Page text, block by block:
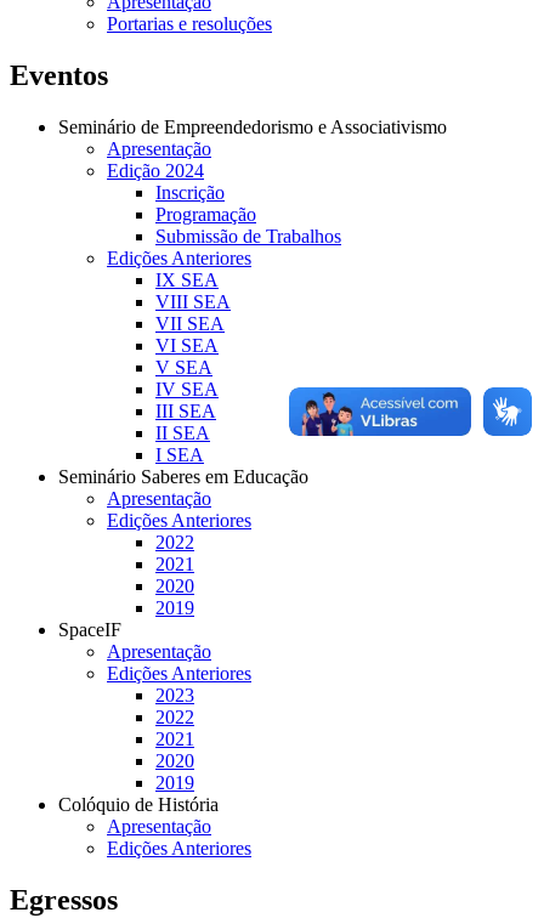
Portarias e resoluções
Eventos
Seminário de Empreendedorismo e Associativismo
Apresentação
Edição 2024
Inscrição
Programação
Submissão de Trabalhos
Edições Anteriores
IX SEA
VIII SEA
VII SEA
VI SEA
V SEA
IV SEA
III SEA
II SEA
I SEA
Seminário Saberes em Educação
Apresentação
Edições Anteriores
2022
2021
2020
2019
SpaceIF
Apresentação
Edições Anteriores
2023
2022
2021
2020
2019
Colóquio de História
Apresentação
Edições Anteriores
Egressos